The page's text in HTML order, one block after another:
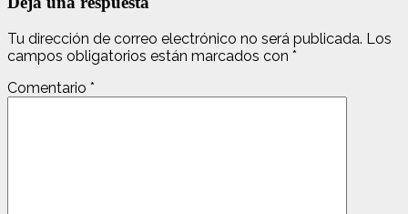
Tu dirección de correo electrónico no será publicada. Los
campos obligatorios están marcados con *
Comentario *